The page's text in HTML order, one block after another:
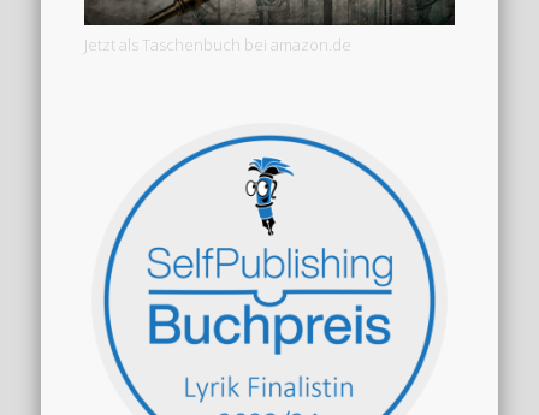
Jetzt als Taschenbuch bei amazon.de